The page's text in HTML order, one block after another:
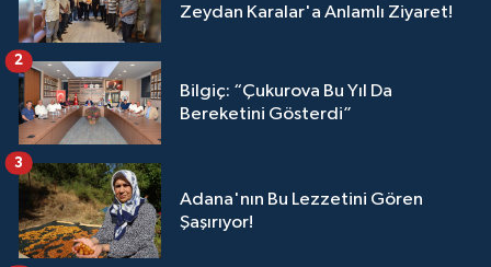
Zeydan Karalar'a Anlamlı Ziyaret!
Bilgiç: “Çukurova Bu Yıl Da
Bereketini Gösterdi”
2
Adana'nın Bu Lezzetini Gören
Şaşırıyor!
3